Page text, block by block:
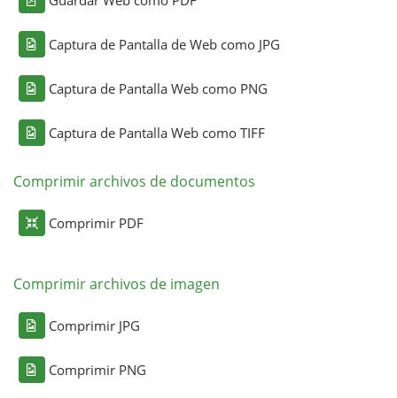
Captura de Pantalla de Web como JPG
Captura de Pantalla Web como PNG
Captura de Pantalla Web como TIFF
Comprimir archivos de documentos
Comprimir PDF
Comprimir archivos de imagen
Comprimir JPG
Comprimir PNG